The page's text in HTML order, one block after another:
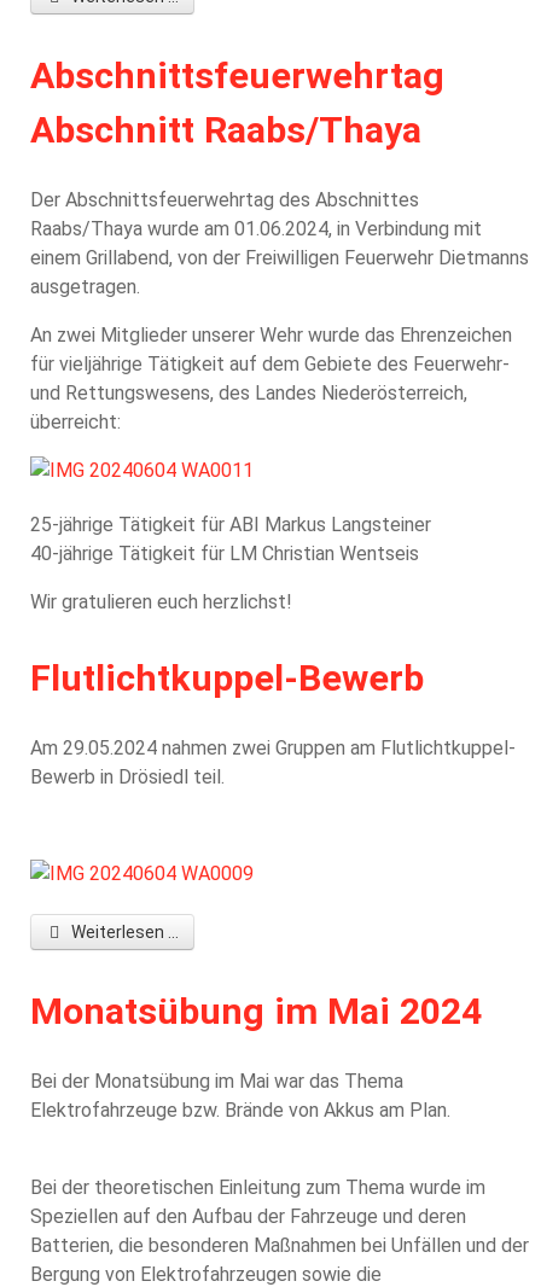
Abschnittsfeuerwehrtag
Abschnitt Raabs/Thaya
Der Abschnittsfeuerwehrtag des Abschnittes
Raabs/Thaya wurde am 01.06.2024, in Verbindung mit
einem Grillabend, von der Freiwilligen Feuerwehr Dietmanns
ausgetragen.
An zwei Mitglieder unserer Wehr wurde das Ehrenzeichen
für vieljährige Tätigkeit auf dem Gebiete des Feuerwehr-
und Rettungswesens, des Landes Niederösterreich,
überreicht:
25-jährige Tätigkeit für ABI Markus Langsteiner
40-jährige Tätigkeit für LM Christian Wentseis
Wir gratulieren euch herzlichst!
Flutlichtkuppel-Bewerb
Am 29.05.2024 nahmen zwei Gruppen am Flutlichtkuppel-
Bewerb in Drösiedl teil.
Weiterlesen ...
Monatsübung im Mai 2024
Bei der Monatsübung im Mai war das Thema
Elektrofahrzeuge bzw. Brände von Akkus am Plan.
Bei der theoretischen Einleitung zum Thema wurde im
Speziellen auf den Aufbau der Fahrzeuge und deren
Batterien, die besonderen Maßnahmen bei Unfällen und der
Bergung von Elektrofahrzeugen sowie die